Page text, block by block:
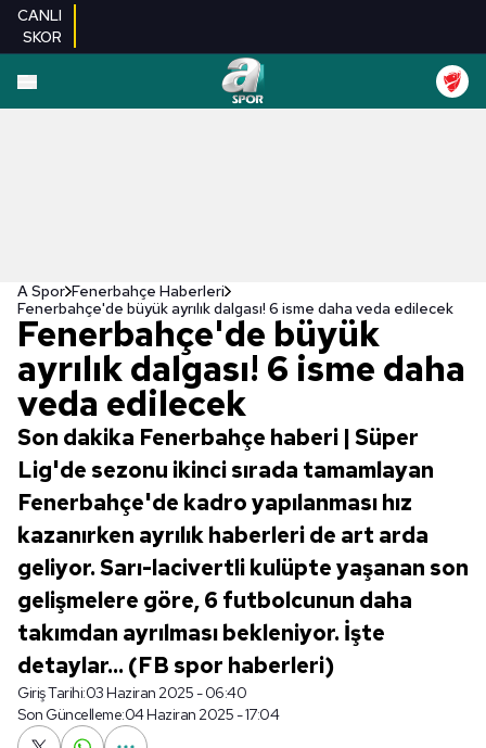
CANLI
SKOR
A Spor Fenerbahçe Haberleri
Fenerbahçe'de büyük ayrılık dalgası! 6 isme daha veda edilecek
Fenerbahçe'de büyük
ayrılık dalgası! 6 isme daha
veda edilecek
Son dakika Fenerbahçe haberi | Süper
Lig'de sezonu ikinci sırada tamamlayan
Fenerbahçe'de kadro yapılanması hız
kazanırken ayrılık haberleri de art arda
geliyor. Sarı-lacivertli kulüpte yaşanan son
gelişmelere göre, 6 futbolcunun daha
takımdan ayrılması bekleniyor. İşte
detaylar... (FB spor haberleri)
Giriş Tarihi:03 Haziran 2025 - 06:40
Son Güncelleme:04 Haziran 2025 - 17:04